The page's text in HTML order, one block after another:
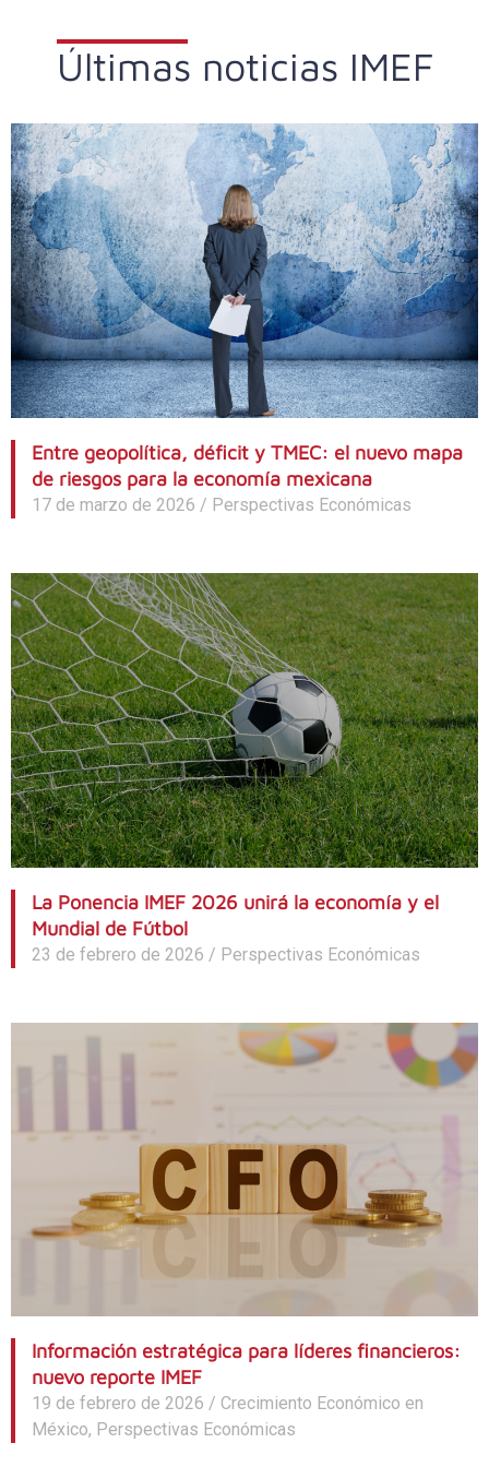
Últimas noticias IMEF
Entre geopolítica, déficit y TMEC: el nuevo mapa
de riesgos para la economía mexicana
17 de marzo de 2026 / Perspectivas Económicas
La Ponencia IMEF 2026 unirá la economía y el
Mundial de Fútbol
23 de febrero de 2026 / Perspectivas Económicas
Información estratégica para líderes financieros:
nuevo reporte IMEF
19 de febrero de 2026 / Crecimiento Económico en
México, Perspectivas Económicas